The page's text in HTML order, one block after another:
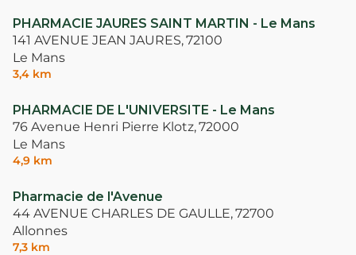
PHARMACIE JAURES SAINT MARTIN - Le Mans
141 AVENUE JEAN JAURES,72100
Le Mans
3,4 km
PHARMACIE DE L'UNIVERSITE - Le Mans
76 Avenue Henri Pierre Klotz,72000
Le Mans
4,9 km
Pharmacie de l'Avenue
44 AVENUE CHARLES DE GAULLE,72700
Allonnes
7,3 km